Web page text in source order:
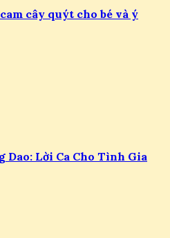
cây quýt cho bé và ý
Dao: Lời Ca Cho Tình Gia